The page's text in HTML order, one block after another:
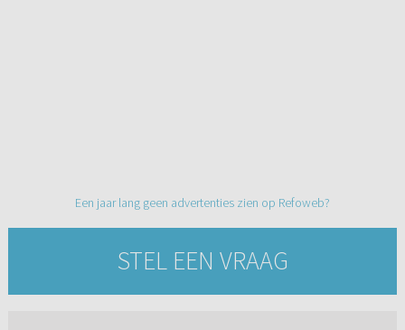
Een jaar lang geen advertenties zien op Refoweb?
STEL EEN VRAAG